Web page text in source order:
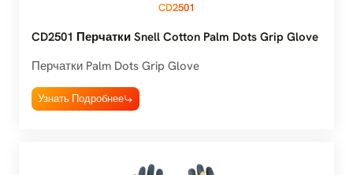
CD2501
CD2501 Перчатки Snell Cotton Palm Dots Grip Glove
Перчатки Palm Dots Grip Glove
Узнать Подробнее